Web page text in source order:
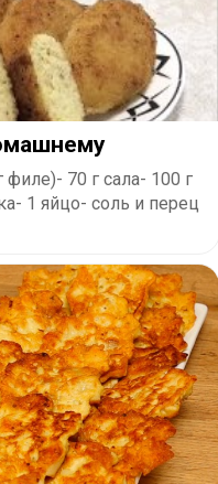
70 г сала- 100 г
1 яйцо- соль и перец